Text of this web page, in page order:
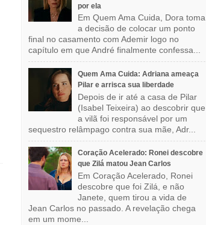
por ela
Em Quem Ama Cuida, Dora toma
a decisão de colocar um ponto
final no casamento com Ademir logo no
capítulo em que André finalmente confessa...
Quem Ama Cuida: Adriana ameaça
Pilar e arrisca sua liberdade
Depois de ir até a casa de Pilar
(Isabel Teixeira) ao descobrir que
a vilã foi responsável por um
sequestro relâmpago contra sua mãe, Adr...
Coração Acelerado: Ronei descobre
que Zilá matou Jean Carlos
Em Coração Acelerado, Ronei
descobre que foi Zilá, e não
Janete, quem tirou a vida de
Jean Carlos no passado. A revelação chega
em um mome...